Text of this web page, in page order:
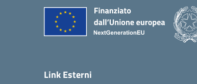
Link Esterni